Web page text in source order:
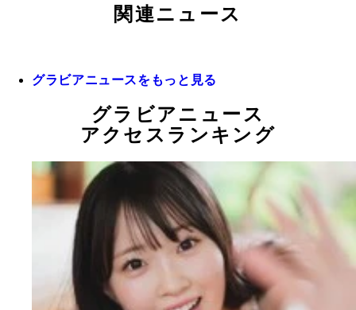
関連ニュース
グラビアニュースをもっと見る
グラビアニュース
アクセスランキング